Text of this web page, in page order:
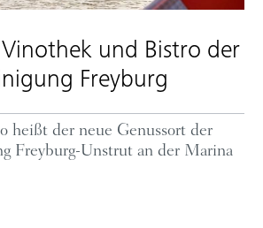
Vinothek und Bistro der
Freyburg
heißt der neue Genussort der
Freyburg-Unstrut an der Marina